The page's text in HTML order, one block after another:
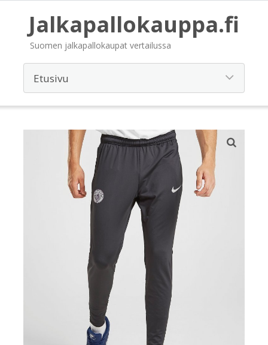
Jalkapallokauppa.fi
Suomen jalkapallokaupat vertailussa